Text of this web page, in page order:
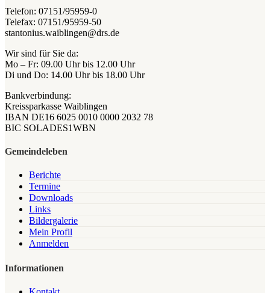
Telefon: 07151/95959-0
Telefax: 07151/95959-50
stantonius.waiblingen@drs.de
Wir sind für Sie da:
Mo – Fr: 09.00 Uhr bis 12.00 Uhr
Di und Do: 14.00 Uhr bis 18.00 Uhr
Bankverbindung:
Kreissparkasse Waiblingen
IBAN DE16 6025 0010 0000 2032 78
BIC SOLADES1WBN
Gemeindeleben
Berichte
Termine
Downloads
Links
Bildergalerie
Mein Profil
Anmelden
Informationen